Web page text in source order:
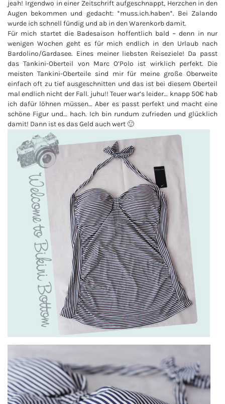
jeah! Irgendwo in einer Zeitschrift aufgeschnappt, Herzchen in den
Augen bekommen und gedacht: *muss.ich.haben*. Bei Zalando
wurde ich schnell fündig und ab in den Warenkorb damit.
Für mich startet die Badesaison hoffentlich bald ~ denn in nur
wenigen Wochen geht es für mich endlich in den Urlaub nach
Bardolino/Gardasee. Eines meiner liebsten Reiseziele! Da passt
das Tankini-Oberteil von Marc O’Polo ist wirklich perfekt. Die
meisten Tankini-Oberteile sind mir für meine große Oberweite
einfach oft zu tief ausgeschnitten und das ist bei diesem Oberteil
mal endlich nicht der Fall. juhu!! Teuer war’s leider… knapp 50€ hab
ich dafür löhnen müssen… Aber es passt perfekt und macht eine
schöne Figur und… hach. Ich bin rundum zufrieden und glücklich
damit! Dann ist es das Geld auch wert 🙂